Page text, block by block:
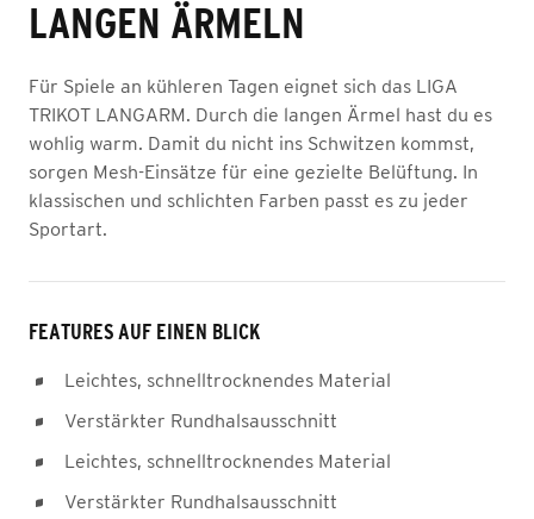
LANGEN ÄRMELN
Für Spiele an kühleren Tagen eignet sich das LIGA
TRIKOT LANGARM. Durch die langen Ärmel hast du es
wohlig warm. Damit du nicht ins Schwitzen kommst,
sorgen Mesh-Einsätze für eine gezielte Belüftung. In
klassischen und schlichten Farben passt es zu jeder
Sportart.
FEATURES AUF EINEN BLICK
Leichtes, schnelltrocknendes Material
Verstärkter Rundhalsausschnitt
Leichtes, schnelltrocknendes Material
Verstärkter Rundhalsausschnitt